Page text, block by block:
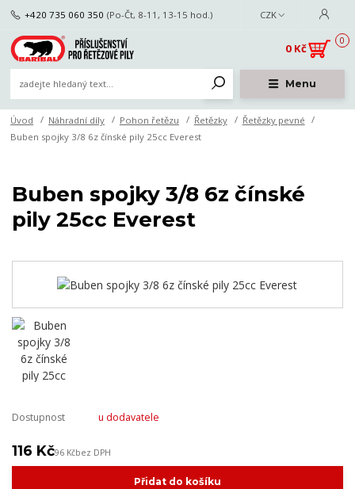
Menu
CZK
+420 735 060 350 (Po-Čt, 8-11, 13-15 hod.)
0
0 Kč
Úvod Náhradní díly Pohon řetězu Řetězky
Řetězky pevné
Buben spojky 3/8 6z čínské pily 25cc Everest
Buben spojky 3/8 6z čínské
pily 25cc Everest
Dostupnost u dodavatele
116 Kč96 Kčbez DPH
Přidat do košíku